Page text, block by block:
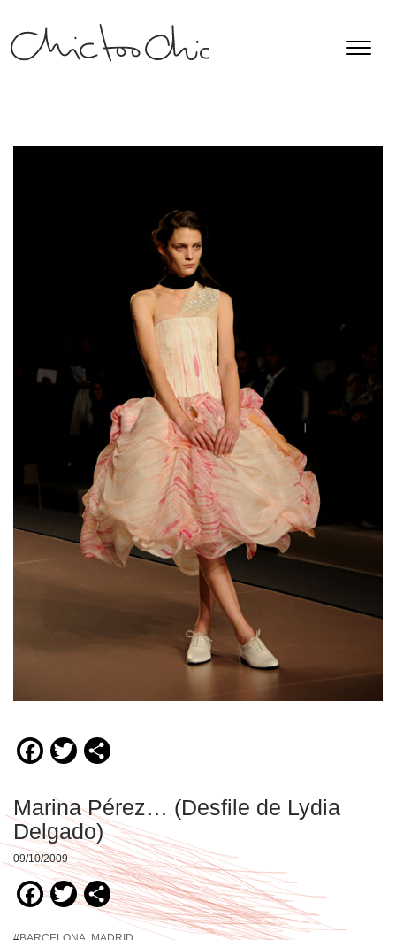
Facebook
Twitter
Marina Pérez… (Desfile de Lydia
Delgado)
09/10/2009
Facebook
TwitterCompartir